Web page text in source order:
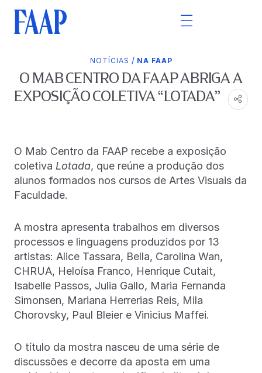
NOTÍCIAS / NA FAAP
O MAB CENTRO DA FAAP ABRIGA A
EXPOSIÇÃO COLETIVA “LOTADA”
O Mab Centro da FAAP recebe a exposição
coletiva Lotada, que reúne a produção dos
alunos formados nos cursos de Artes Visuais da
Faculdade.
A mostra apresenta trabalhos em diversos
processos e linguagens produzidos por 13
artistas: Alice Tassara, Bella, Carolina Wan,
CHRUA, Heloísa Franco, Henrique Cutait,
Isabelle Passos, Julia Gallo, Maria Fernanda
Simonsen, Mariana Herrerias Reis, Mila
Chorovsky, Paul Bleier e Vinicius Maffei.
O título da mostra nasceu de uma série de
discussões e decorre da aposta em uma